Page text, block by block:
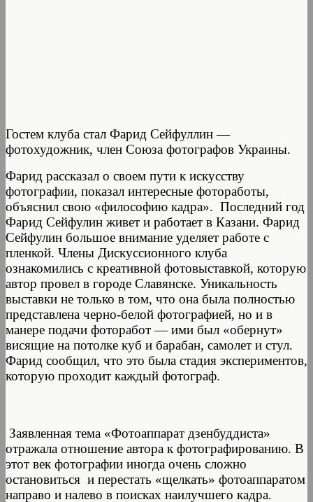
Гостем клуба стал Фарид Сейфуллин —
фотохудожник, член Союза фотографов Украины.
Фарид рассказал о своем пути к искусству
фотографии, показал интересные фотоработы,
объяснил свою «философию кадра». Последний год
Фарид Сейфулин живет и работает в Казани. Фарид
Сейфулин большое внимание уделяет работе с
пленкой. Члены Дискуссионного клуба
ознакомились с креативной фотовыставкой, которую
автор провел в городе Славянске. Уникальность
выставки не только в том, что она была полностью
представлена черно-белой фотографией, но и в
манере подачи фоторабот — ими был «обернут»
висящие на потолке куб и барабан, самолет и стул.
Фарид сообщил, что это была стадия экспериментов,
которую проходит каждый фотограф.
Заявленная тема «Фотоаппарат дзенбуддиста»
отражала отношение автора к фотографированию. В
этот век фотографии иногда очень сложно
остановиться и перестать «щелкать» фотоаппаратом
направо и налево в поисках наилучшего кадра.